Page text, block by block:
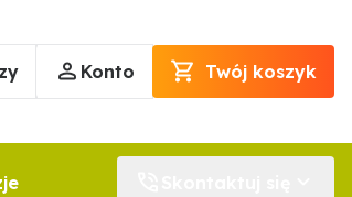
Konto Twój koszyk